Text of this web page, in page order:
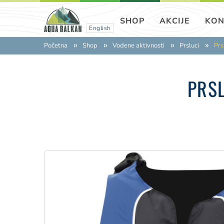
English
SHOP AKCIJE
Početna Shop Vodene aktivnosti Prsluci